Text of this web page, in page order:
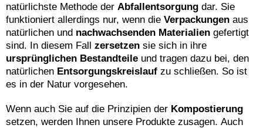
natürlichste Methode der Abfallentsorgung dar. Sie
funktioniert allerdings nur, wenn die Verpackungen aus
natürlichen und nachwachsenden Materialien gefertigt
sind. In diesem Fall zersetzen sie sich in ihre
ursprünglichen Bestandteile und tragen dazu bei, den
natürlichen Entsorgungskreislauf zu schließen. So ist
es in der Natur vorgesehen.
Wenn auch Sie auf die Prinzipien der Kompostierung
setzen, werden Ihnen unsere Produkte zusagen. Auch